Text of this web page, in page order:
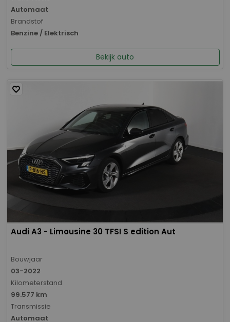
Automaat
Brandstof
Benzine / Elektrisch
Bekijk auto
Audi A3 - Limousine 30 TFSI S edition Aut
Bouwjaar
03-2022
Kilometerstand
99.577 km
Transmissie
Automaat